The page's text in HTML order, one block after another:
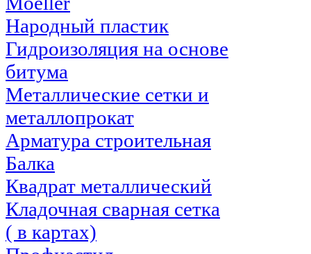
Народный пластик
Гидроизоляция на основе
битума
Металлические сетки и
металлопрокат
Арматура строительная
Балка
Квадрат металлический
Кладочная сварная сетка
( в картах)